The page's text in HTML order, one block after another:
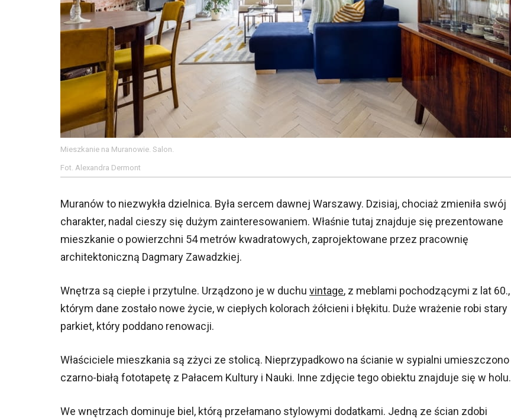
Mieszkanie na Muranowie. Salon.
Fot. Alexandra Dermont
Muranów to niezwykła dzielnica. Była sercem dawnej Warszawy. Dzisiaj, chociaż zmieniła swój
charakter, nadal cieszy się dużym zainteresowaniem. Właśnie tutaj znajduje się prezentowane
mieszkanie o powierzchni 54 metrów kwadratowych, zaprojektowane przez pracownię
architektoniczną Dagmary Zawadzkiej.
Wnętrza są ciepłe i przytulne. Urządzono je w duchu vintage, z meblami pochodzącymi z lat 60.,
którym dane zostało nowe życie, w ciepłych kolorach żółcieni i błękitu. Duże wrażenie robi stary
parkiet, który poddano renowacji.
Właściciele mieszkania są zżyci ze stolicą. Nieprzypadkowo na ścianie w sypialni umieszczono
czarno-białą fototapetę z Pałacem Kultury i Nauki. Inne zdjęcie tego obiektu znajduje się w holu.
We wnętrzach dominuje biel, którą przełamano stylowymi dodatkami. Jedną ze ścian zdobi